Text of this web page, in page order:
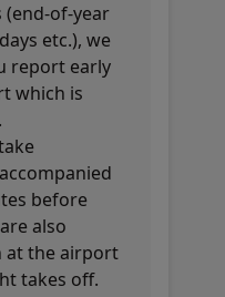
of-year
etc.), we
report early
which is
before
also
at the airport
takes off.